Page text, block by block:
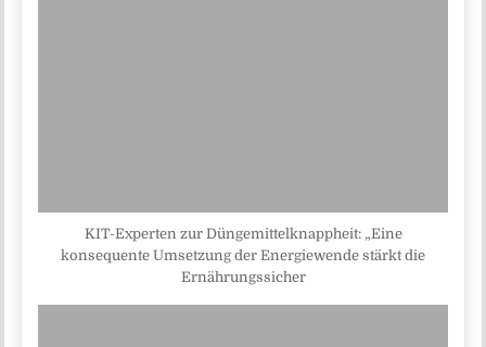
KIT-Experten zur Düngemittelknappheit: „Eine
konsequente Umsetzung der Energiewende stärkt die
Ernährungssicher